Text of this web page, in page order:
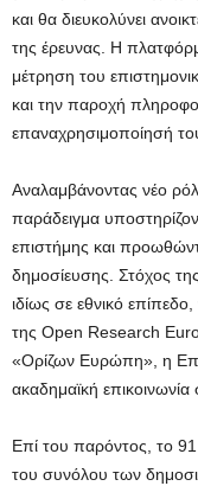
και θα διευκολύνει
της έρευνας. Η
μέτρηση του
και την παροχή
επαναχρησιμοποίησή
Αναλαμβάνοντας νέο
παράδειγμα
επιστήμης και
δημοσίευσης. Στόχος
ιδίως σε εθνικό
της Open Research
«Ορίζων Ευρώπη», η
ακαδημαϊκή
Επί του παρόντος, το
του συνόλου των